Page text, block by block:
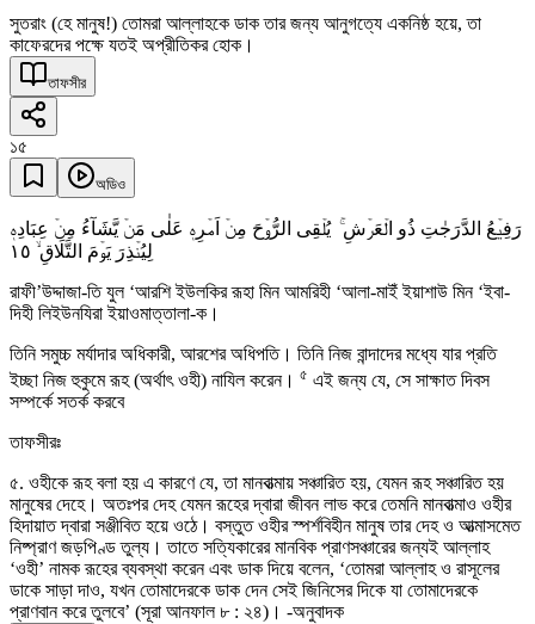
সুতরাং (হে মানুষ!) তোমরা আল্লাহকে ডাক তার জন্য আনুগত্যে একনিষ্ঠ হয়ে, তা
কাফেরদের পক্ষে যতই অপ্রীতিকর হোক।
তাফসীর
১৫
অডিও
رَفِیۡعُ الدَّرَجٰتِ ذُو الۡعَرۡشِ ۚ یُلۡقِی الرُّوۡحَ مِنۡ اَمۡرِہٖ عَلٰی مَنۡ یَّشَآءُ مِنۡ عِبَادِہٖ
لِیُنۡذِرَ یَوۡمَ التَّلَاقِ ۙ ١٥
রাফী’উদ্দাজা-তি যুল ‘আরশি ইউলকির রূহা মিন আমরিহী ‘আলা-মাইঁ ইয়াশাউ মিন ‘ইবা-
দিহী লিইউনযিরা ইয়াওমাত্তালা-ক।
তিনি সমুচ্চ মর্যাদার অধিকারী, আরশের অধিপতি। তিনি নিজ বান্দাদের মধ্যে যার প্রতি
ইচ্ছা নিজ হুকুমে রূহ (অর্থাৎ ওহী) নাযিল করেন। ৫ এই জন্য যে, সে সাক্ষাত দিবস
সম্পর্কে সতর্ক করবে
তাফসীরঃ
৫. ওহীকে রূহ বলা হয় এ কারণে যে, তা মানবাত্মায় সঞ্চারিত হয়, যেমন রূহ সঞ্চারিত হয়
মানুষের দেহে। অতঃপর দেহ যেমন রূহের দ্বারা জীবন লাভ করে তেমনি মানবাত্মাও ওহীর
হিদায়াত দ্বারা সঞ্জীবিত হয়ে ওঠে। বস্তুত ওহীর স্পর্শবিহীন মানুষ তার দেহ ও আত্মাসমেত
নিষ্প্রাণ জড়পিণ্ড তুল্য। তাতে সত্যিকারের মানবিক প্রাণসঞ্চারের জন্যই আল্লাহ
‘ওহী’ নামক রূহের ব্যবস্থা করেন এবং ডাক দিয়ে বলেন, ‘তোমরা আল্লাহ ও রাসূলের
ডাকে সাড়া দাও, যখন তোমাদেরকে ডাক দেন সেই জিনিসের দিকে যা তোমাদেরকে
প্রাণবান করে তুলবে’ (সূরা আনফাল ৮ : ২৪)। -অনুবাদক